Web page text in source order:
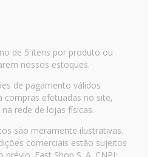
de 5 itens por produto ou
nossos estoques.
de pagamento válidos
compras efetuadas no site,
rede de lojas físicas.
são meramente ilustrativas.
comerciais estão sujeitos